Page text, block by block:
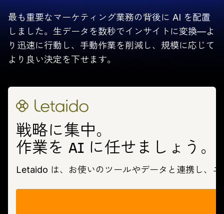
最も重要なマーケティング業務の背後に AI を配置
しました。生データを数秒でインサイトに変換—よ
り迅速に行動し、手動作業を削減し、規模に応じて
より良い決定を下せます。
戦略に集中。
作業を AI に任せましょう。
Letaido は、お使いのツールやデータと連携し、